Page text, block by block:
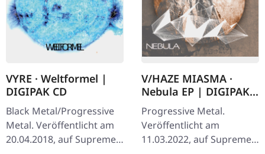
VYRE · Weltformel |
DIGIPAK CD
Black Metal/Progressive
Metal. Veröffentlicht am
20.04.2018, auf Supreme
V/HAZE MIASMA ·
Nebula EP | DIGIPAK
CD
Progressive Metal.
Veröffentlicht am
11.03.2022, auf Supreme